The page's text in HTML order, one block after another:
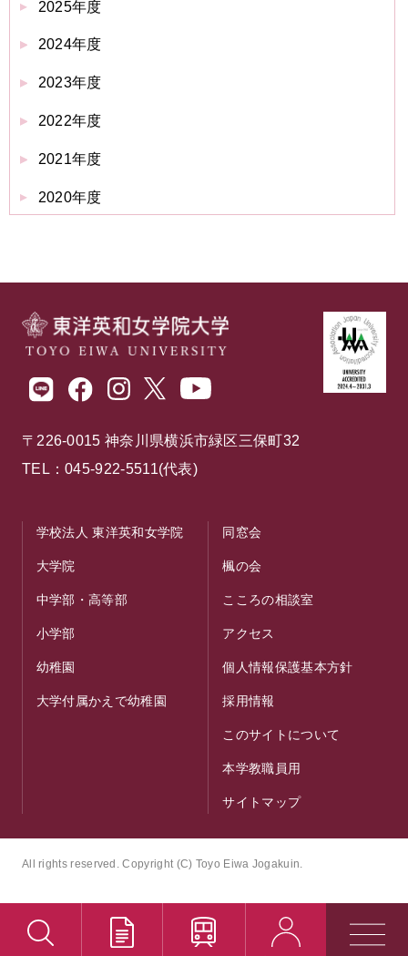
2025年度
2024年度
2023年度
2022年度
2021年度
2020年度
〒226-0015 神奈川県横浜市緑区三保町32
TEL：045-922-5511(代表)
学校法人 東洋英和女学院
大学院
中学部・高等部
小学部
幼稚園
大学付属かえで幼稚園
同窓会
楓の会
こころの相談室
アクセス
個人情報保護基本方針
採用情報
このサイトについて
本学教職員用
サイトマップ
All rights reserved. Copyright (C) Toyo Eiwa Jogakuin.